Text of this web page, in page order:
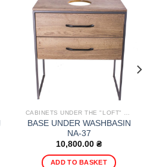
CABINETS UNDER THE "LOFT" WASHBASIN
BASE UNDER WASHBASIN
NA-37
10,800.00 ₴
ADD TO BASKET